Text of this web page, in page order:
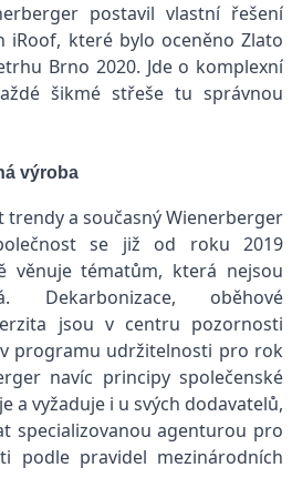
postavil vlastní řešení
iRoof, které bylo oceněno Zlato
Brno 2020. Jde o komplexní
šikmé střeše tu správnou
výroba
trendy a současný Wienerberger
se již od roku 2019
věnuje tématům, která nejsou
Dekarbonizace, oběhové
jsou v centru pozornosti
programu udržitelnosti pro rok
navíc principy společenské
a vyžaduje i u svých dodavatelů,
specializovanou agenturou pro
podle pravidel mezinárodních